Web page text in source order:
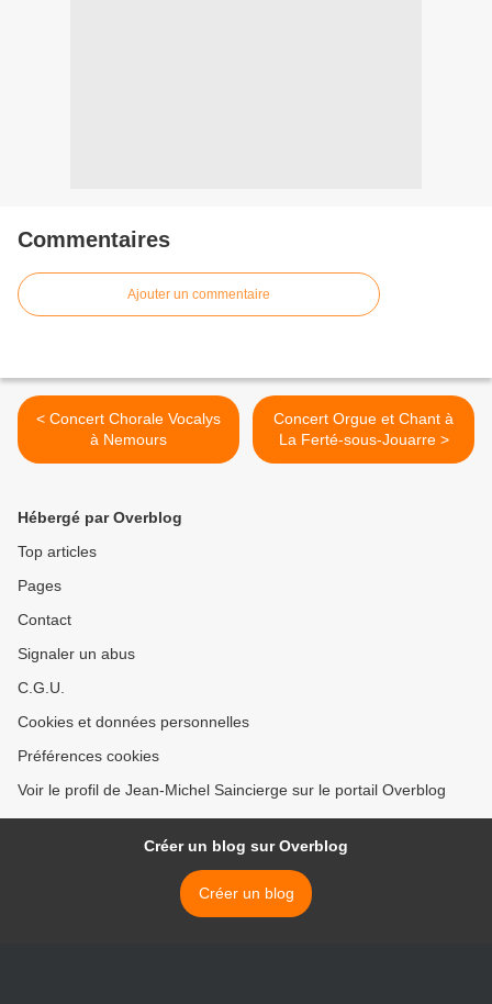
Commentaires
Ajouter un commentaire
< Concert Chorale Vocalys
à Nemours
Concert Orgue et Chant à
La Ferté-sous-Jouarre >
Hébergé par Overblog
Top articles
Pages
Contact
Signaler un abus
C.G.U.
Cookies et données personnelles
Préférences cookies
Voir le profil de Jean-Michel Saincierge sur le portail Overblog
Créer un blog sur Overblog
Créer un blog